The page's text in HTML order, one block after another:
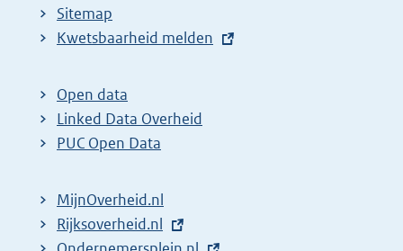
Sitemap
E
t
e
r
l
i
Kwetsbaarheid melden
Open data
Linked Data Overheid
PUC Open Data
MijnOverheid.nl
E
Rijksoverheid.nl